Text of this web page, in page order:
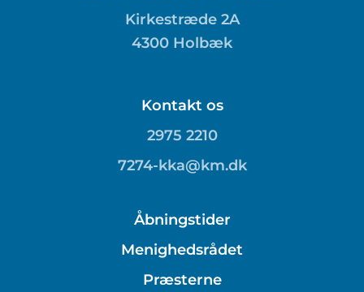
Kirkestræde 2A
4300 Holbæk
Kontakt os
2975 2210
7274-kka@km.dk
Åbningstider
Menighedsrådet
Præsterne